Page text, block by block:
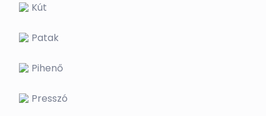
Kút
Patak
Pihenő
Presszó